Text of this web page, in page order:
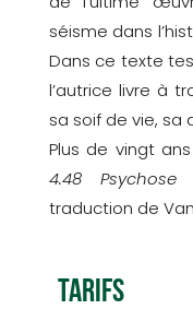
séisme dans
Dans ce texte
l’autrice livre à
sa soif de vie,
Plus de vingt
4.48 Psychose
traduction de
TARIFS